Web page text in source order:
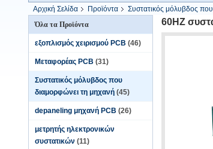
Αρχική Σελίδα Προϊόντα Συστατικός μόλυβδος
Όλα τα Προϊόντα
εξοπλισμός χειρισμού PCB (46)
Μεταφορέας PCB (31)
Συστατικός μόλυβδος που
διαμορφώνει τη μηχανή (45)
depaneling μηχανή PCB (26)
μετρητής ηλεκτρονικών
συστατικών (11)
60HZ